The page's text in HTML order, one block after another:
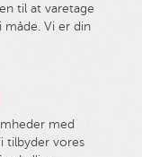
til at varetage
Vi er din
med
tilbyder vores